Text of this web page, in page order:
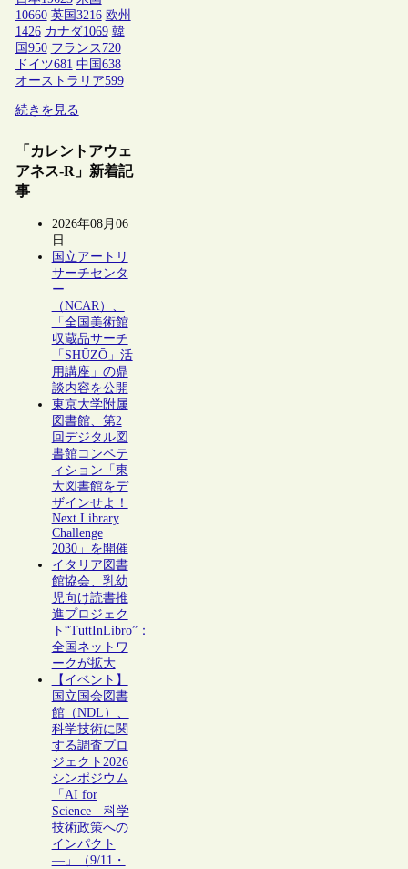
10660 英国 3216 欧州
1426 カナダ1069 韓
国 950 フランス 720
ドイツ681 中国 638
オーストラリア599
続きを見る
「カレントアウェ
アネス-R」新着記
事
2026年08月06
日
国立アートリ
サーチセンタ
ー
（NCAR）、
「全国美術館
収蔵品サーチ
「SHŪZŌ」活
用講座」の鼎
談内容を公開
東京大学附属
図書館、第2
回デジタル図
書館コンペテ
ィション「東
大図書館をデ
ザインせよ！
Next Library
Challenge
2030」を開催
イタリア図書
館協会、乳幼
児向け読書推
進プロジェク
ト“TuttInLibro”：
全国ネットワ
ークが拡大
【イベント】
国立国会図書
館（NDL）、
科学技術に関
する調査プロ
ジェクト2026
シンポジウム
「AI for
Science―科学
技術政策への
インパクト
―」（9/11・